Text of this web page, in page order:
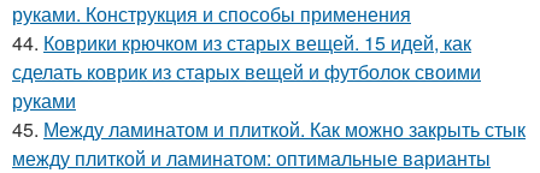
руками. Конструкция и способы применения
44. Коврики крючком из старых вещей. 15 идей, как
сделать коврик из старых вещей и футболок своими
руками
45. Между ламинатом и плиткой. Как можно закрыть стык
между плиткой и ламинатом: оптимальные варианты